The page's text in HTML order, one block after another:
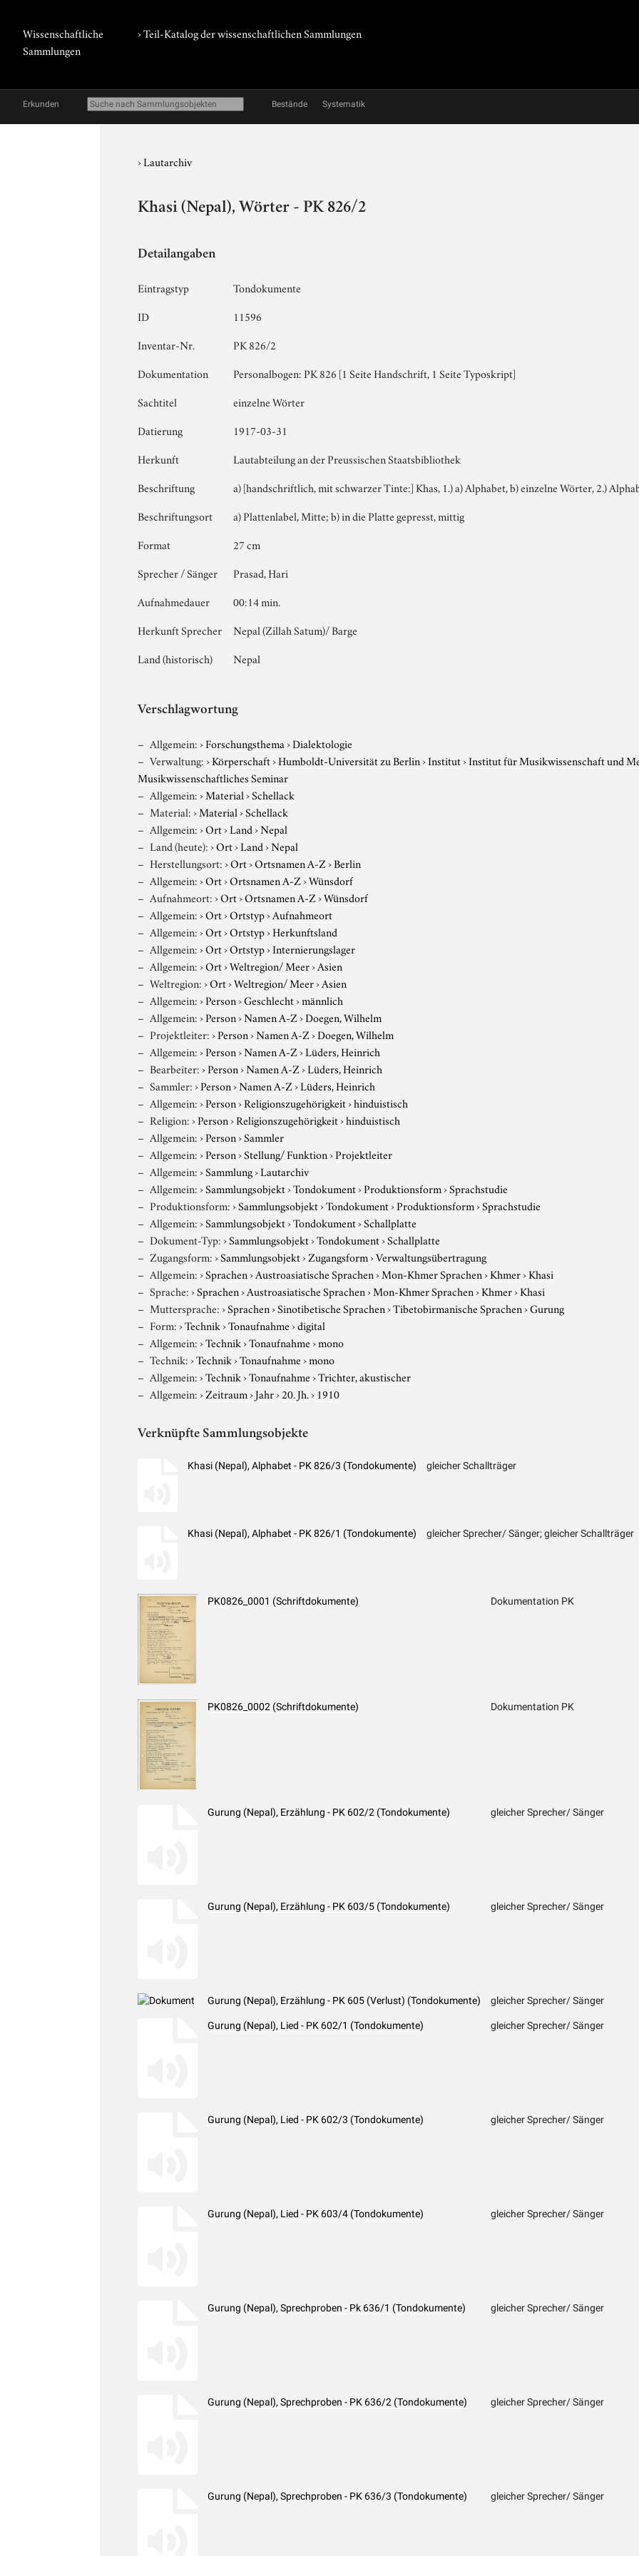
Wissenschaftliche
Sammlungen
› Teil-Katalog der wissenschaftlichen Sammlungen
Erkunden Bestände Systematik
›Lautarchiv
Khasi (Nepal), Wörter - PK 826/2
Detailangaben
Eintragstyp
Tondokumente
ID
11596
Inventar-Nr.
PK 826/2
Dokumentation
Personalbogen: PK 826 [1 Seite Handschrift, 1 Seite Typoskript]
Sachtitel
einzelne Wörter
Datierung
1917-03-31
Herkunft
Lautabteilung an der Preussischen Staatsbibliothek
Beschriftung
a) [handschriftlich, mit schwarzer Tinte:] Khas, 1.) a) Alphabet, b) einzelne Wörter, 2.)
Beschriftungsort
a) Plattenlabel, Mitte; b) in die Platte gepresst, mittig
Format
27 cm
Sprecher / Sänger
Prasad, Hari
Aufnahmedauer
00:14 min.
Herkunft Sprecher
Nepal (Zillah Satum)/ Barge
Land (historisch)
Nepal
Verschlagwortung
Allgemein:›Forschungsthema›Dialektologie
Verwaltung:›Körperschaft›Humboldt-Universität zu Berlin›Institut›Institut für Musikwissenschaft und
Musikwissenschaftliches Seminar
Allgemein:›Material›Schellack
Material:›Material›Schellack
Allgemein:›Ort›Land›Nepal
Land (heute):›Ort›Land›Nepal
Herstellungsort:›Ort›Ortsnamen A-Z›Berlin
Allgemein:›Ort›Ortsnamen A-Z›Wünsdorf
Aufnahmeort:›Ort›Ortsnamen A-Z›Wünsdorf
Allgemein:›Ort›Ortstyp›Aufnahmeort
Allgemein:›Ort›Ortstyp›Herkunftsland
Allgemein:›Ort›Ortstyp›Internierungslager
Allgemein:›Ort›Weltregion/ Meer›Asien
Weltregion:›Ort›Weltregion/ Meer›Asien
Allgemein:›Person›Geschlecht›männlich
Allgemein:›Person›Namen A-Z›Doegen, Wilhelm
Projektleiter:›Person›Namen A-Z›Doegen, Wilhelm
Allgemein:›Person›Namen A-Z›Lüders, Heinrich
Bearbeiter:›Person›Namen A-Z›Lüders, Heinrich
Sammler:›Person›Namen A-Z›Lüders, Heinrich
Allgemein:›Person›Religionszugehörigkeit›hinduistisch
Religion:›Person›Religionszugehörigkeit›hinduistisch
Allgemein:›Person›Sammler
Allgemein:›Person›Stellung/ Funktion›Projektleiter
Allgemein:›Sammlung›Lautarchiv
Allgemein:›Sammlungsobjekt›Tondokument›Produktionsform›Sprachstudie
Produktionsform:›Sammlungsobjekt›Tondokument›Produktionsform›Sprachstudie
Allgemein:›Sammlungsobjekt›Tondokument›Schallplatte
Dokument-Typ:›Sammlungsobjekt›Tondokument›Schallplatte
Zugangsform:›Sammlungsobjekt›Zugangsform›Verwaltungsübertragung
Allgemein:›Sprachen›Austroasiatische Sprachen›Mon-Khmer Sprachen›Khmer›Khasi
Sprache:›Sprachen›Austroasiatische Sprachen›Mon-Khmer Sprachen›Khmer›Khasi
Muttersprache:›Sprachen›Sinotibetische Sprachen›Tibetobirmanische Sprachen›Gurung
Form:›Technik›Tonaufnahme›digital
Allgemein:›Technik›Tonaufnahme›mono
Technik:›Technik›Tonaufnahme›mono
Allgemein:›Technik›Tonaufnahme›Trichter, akustischer
Allgemein:›Zeitraum›Jahr›20. Jh.› 1910
Verknüpfte Sammlungsobjekte
Khasi (Nepal), Alphabet - PK 826/3 (Tondokumente) gleicher Schallträger
Khasi (Nepal), Alphabet - PK 826/1 (Tondokumente) gleicher Sprecher/ Sänger; gleicher Schallträger
PK0826_0001 (Schriftdokumente) Dokumentation PK
PK0826_0002 (Schriftdokumente) Dokumentation PK
Gurung (Nepal), Erzählung - PK 602/2 (Tondokumente) gleicher Sprecher/ Sänger
Gurung (Nepal), Erzählung - PK 603/5 (Tondokumente) gleicher Sprecher/ Sänger
Gurung (Nepal), Erzählung - PK 605 (Verlust) (Tondokumente) gleicher Sprecher/ Sänger
Gurung (Nepal), Lied - PK 602/1 (Tondokumente) gleicher Sprecher/ Sänger
Gurung (Nepal), Lied - PK 602/3 (Tondokumente) gleicher Sprecher/ Sänger
Gurung (Nepal), Lied - PK 603/4 (Tondokumente) gleicher Sprecher/ Sänger
Gurung (Nepal), Sprechproben - Pk 636/1 (Tondokumente) gleicher Sprecher/ Sänger
Gurung (Nepal), Sprechproben - PK 636/2 (Tondokumente) gleicher Sprecher/ Sänger
Gurung (Nepal), Sprechproben - PK 636/3 (Tondokumente) gleicher Sprecher/ Sänger